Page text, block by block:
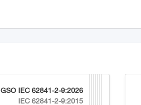
GSO IEC 62841-2-9:2026
IEC 62841-2-9:2015